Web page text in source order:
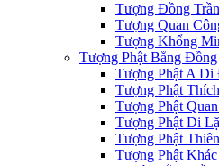
Tượng Đồng
Tượng Quan
Tượng Khổng
Tượng Phật Bằng Đồng
Tượng Phật A
Tượng Phật
Tượng Phật
Tượng Phật Di
Tượng Phật
Tượng Phật Khác